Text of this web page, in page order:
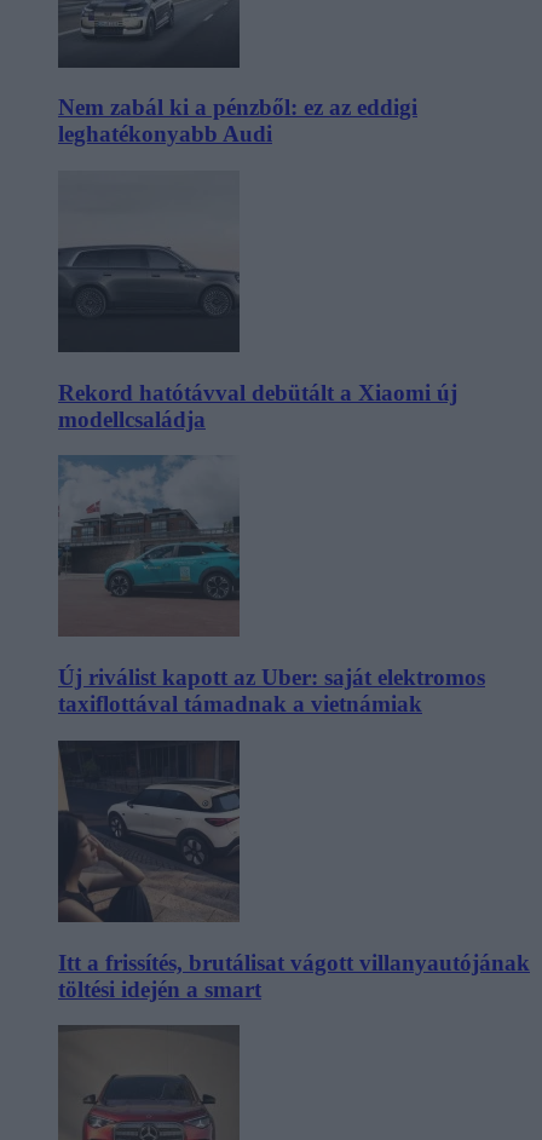
Nem zabál ki a pénzből: ez az eddigi
leghatékonyabb Audi
Rekord hatótávval debütált a Xiaomi új
modellcsaládja
Új riválist kapott az Uber: saját elektromos
taxiflottával támadnak a vietnámiak
Itt a frissítés, brutálisat vágott villanyautójának
töltési idején a smart